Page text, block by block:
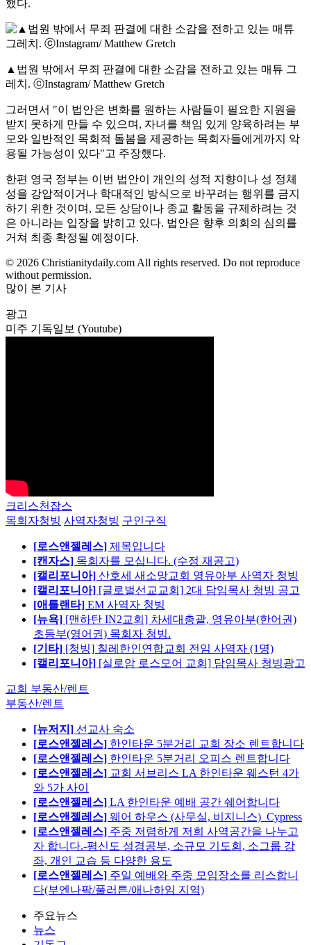
했다.
▲법원 밖에서 무죄 판결에 대한 소감을 전하고 있는 매튜 그
레치. ⓒInstagram/ Matthew Gretch
그러면서 "이 법안은 변화를 원하는 사람들이 필요한 지원을
받지 못하게 만들 수 있으며, 자녀를 책임 있게 양육하려는 부
모와 일반적인 목회적 돌봄을 제공하는 목회자들에게까지 악
용될 가능성이 있다"고 주장했다.
한편 영국 정부는 이번 법안이 개인의 성적 지향이나 성 정체
성을 강압적이거나 학대적인 방식으로 바꾸려는 행위를 금지
하기 위한 것이며, 모든 상담이나 종교 활동을 규제하려는 것
은 아니라는 입장을 밝히고 있다. 법안은 향후 의회의 심의를
거쳐 최종 확정될 예정이다.
© 2026 Christianitydaily.com All rights reserved. Do not reproduce
without permission.
많이 본 기사
광고
미주 기독일보 (Youtube)
크리스천잡스
목회자청빙 사역자청빙 구인구직
[로스앤젤레스] 제목입니다
[캔자스] 목회자를 모십니다. (수정 재공고)
[캘리포니아] 산호세 새소망교회 영유아부 사역자 청빙
[캘리포니아] [글로벌선교교회] 2대 담임목사 청빙 공고
[애틀랜타] EM 사역자 청빙
[뉴욕] [맨하탄 IN2교회] 차세대총괄, 영유아부(한어권)
초등부(영어권) 목회자 청빙.
[기타] [청빙] 칠레한인연합교회 전임 사역자 (1명)
[캘리포니아] [실로암 로스모어 교회] 담임목사 청빙광고
교회 부동산/렌트
부동산/렌트
[뉴저지] 선교사 숙소
[로스앤젤레스] 한인타운 5분거리 교회 장소 렌트합니다
[로스앤젤레스] 한인타운 5분거리 오피스 렌트합니다
[로스앤젤레스] 교회 서브리스 LA 한인타운 웨스턴 4가
와 5가 사이
[로스앤젤레스] LA 한인타운 예배 공간 쉐어합니다
[로스앤젤레스] 웨어 하우스 (사무실, 비지니스)_Cypress
[로스앤젤레스] 주중 저렴하게 저희 사역공간을 나누고
자 합니다.-평신도 성경공부, 소규모 기도회, 소그룹 강
좌, 개인 교습 등 다양한 용도
[로스앤젤레스] 주일 예배와 주중 모임장소를 리스합니
다(부엔나팍/풀러튼/애나하임 지역)
주요뉴스
뉴스